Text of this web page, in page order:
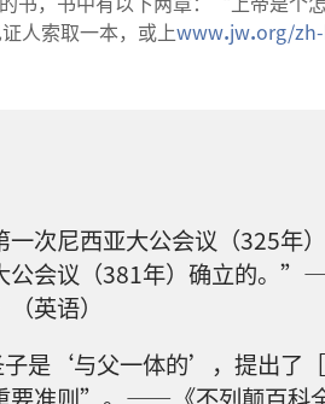
人索取一本，或上www.jw.org/
次尼西亚大公会议（325年）
公会议（381年）确立的。
英语）
子是‘与父一体的’，提出了